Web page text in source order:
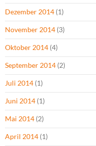
Dezember 2014 (1)
November 2014 (3)
Oktober 2014 (4)
September 2014 (2)
Juli 2014 (1)
Juni 2014 (1)
Mai 2014 (2)
April 2014 (1)